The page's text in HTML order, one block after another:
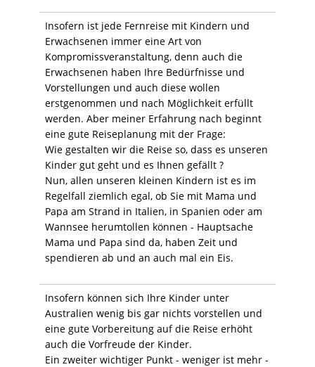
Insofern ist jede Fernreise mit Kindern und
Erwachsenen immer eine Art von
Kompromissveranstaltung, denn auch die
Erwachsenen haben Ihre Bedürfnisse und
Vorstellungen und auch diese wollen
erstgenommen und nach Möglichkeit erfüllt
werden. Aber meiner Erfahrung nach beginnt
eine gute Reiseplanung mit der Frage:
Wie gestalten wir die Reise so, dass es unseren
Kinder gut geht und es Ihnen gefällt ?
Nun, allen unseren kleinen Kindern ist es im
Regelfall ziemlich egal, ob Sie mit Mama und
Papa am Strand in Italien, in Spanien oder am
Wannsee herumtollen können - Hauptsache
Mama und Papa sind da, haben Zeit und
spendieren ab und an auch mal ein Eis.
Insofern können sich Ihre Kinder unter
Australien wenig bis gar nichts vorstellen und
eine gute Vorbereitung auf die Reise erhöht
auch die Vorfreude der Kinder.
Ein zweiter wichtiger Punkt - weniger ist mehr -